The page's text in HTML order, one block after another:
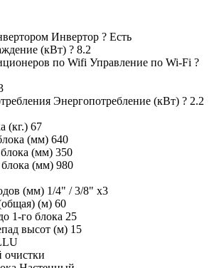
Инвертор ? Есть
(кВт) ? 8.2
Управление по Wi-Fi ?
Энергопотребление (кВт) ? 2.2
(кг.) 67
(мм) 640
(мм) 350
(мм) 980
(мм) 1/4" / 3/8" x3
(м) 60
1-го блока 25
высот (м) 15
очистки